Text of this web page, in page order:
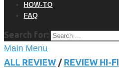
HOW-TO
FAQ
Search for:
Main Menu
ALL REVIEW / REVIEW HI-FI